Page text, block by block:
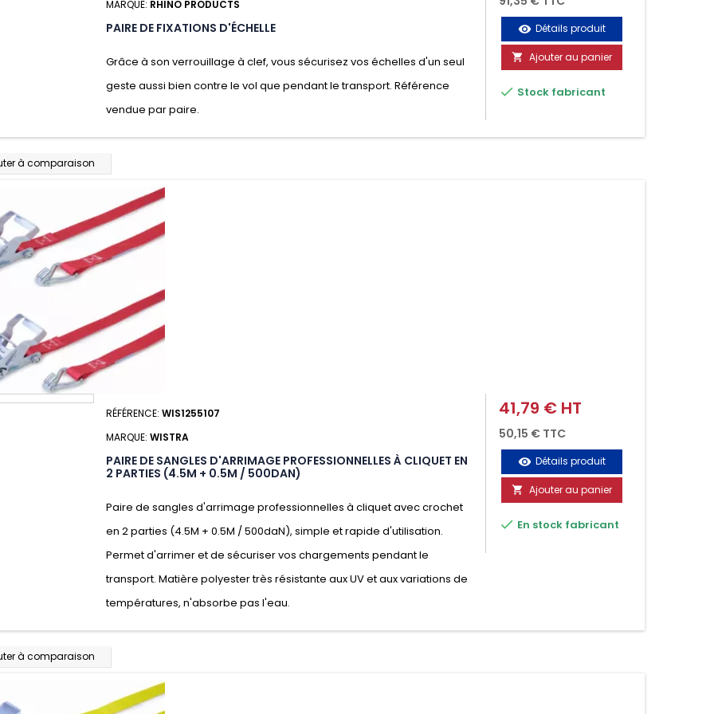
MARQUE: RHINO PRODUCTS
PAIRE DE FIXATIONS D'ÉCHELLE
Grâce à son verrouillage à clef, vous sécurisez vos échelles d'un seul
geste aussi bien contre le vol que pendant le transport. Référence
vendue par paire.
visibility Détails produit
 Ajouter au panier
 Stock fabricant
à comparaison
RÉFÉRENCE:WIS1255107
MARQUE:WISTRA
PAIRE DE SANGLES D'ARRIMAGE PROFESSIONNELLES À CLIQUET EN
2 PARTIES (4.5M + 0.5M / 500DAN)
Paire de sangles d'arrimage professionnelles à cliquet avec crochet
en 2 parties (4.5M + 0.5M / 500daN), simple et rapide d'utilisation.
Permet d'arrimer et de sécuriser vos chargements pendant le
transport. Matière polyester très résistante aux UV et aux variations de
températures, n'absorbe pas l'eau.
Prix
41,79 € HT
50,15 € TTC
visibility Détails produit
 Ajouter au panier
 En stock fabricant
à comparaison